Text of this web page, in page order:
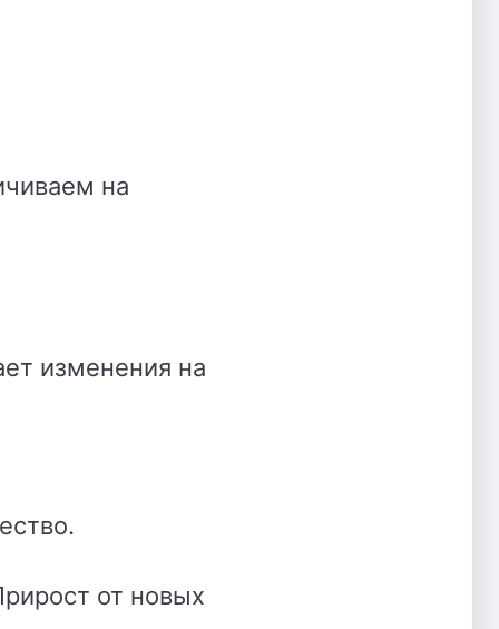
на
изменения на
от новых